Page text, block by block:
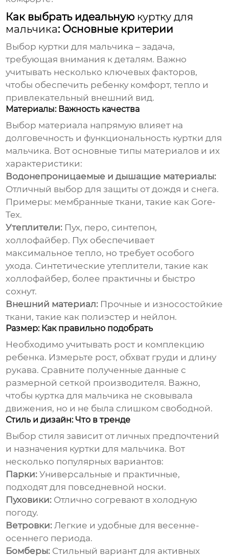
Как выбрать идеальную куртку для
мальчика: Основные критерии
Выбор куртки для мальчика – задача,
требующая внимания к деталям. Важно
учитывать несколько ключевых факторов,
чтобы обеспечить ребенку комфорт, тепло и
привлекательный внешний вид.
Материалы: Важность качества
Выбор материала напрямую влияет на
долговечность и функциональность куртки для
мальчика. Вот основные типы материалов и их
характеристики:
Водонепроницаемые и дышащие материалы:
Отличный выбор для защиты от дождя и снега.
Примеры: мембранные ткани, такие как Gore-
Tex.
Утеплители: Пух, перо, синтепон,
холлофайбер. Пух обеспечивает
максимальное тепло, но требует особого
ухода. Синтетические утеплители, такие как
холлофайбер, более практичны и быстро
сохнут.
Внешний материал: Прочные и износостойкие
ткани, такие как полиэстер и нейлон.
Размер: Как правильно подобрать
Необходимо учитывать рост и комплекцию
ребенка. Измерьте рост, обхват груди и длину
рукава. Сравните полученные данные с
размерной сеткой производителя. Важно,
чтобы куртка для мальчика не сковывала
движения, но и не была слишком свободной.
Стиль и дизайн: Что в тренде
Выбор стиля зависит от личных предпочтений
и назначения куртки для мальчика. Вот
несколько популярных вариантов:
Парки: Универсальные и практичные,
подходят для повседневной носки.
Пуховики: Отлично согревают в холодную
погоду.
Ветровки: Легкие и удобные для весенне-
осеннего периода.
Бомберы: Стильный вариант для активных